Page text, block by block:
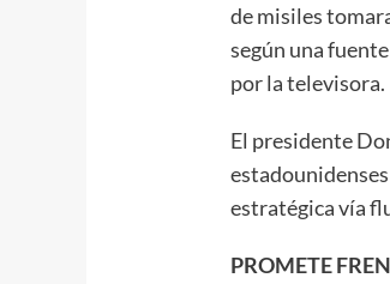
de misiles
según una
por la televisora.
El presidente
estratégica vía
PROMETE